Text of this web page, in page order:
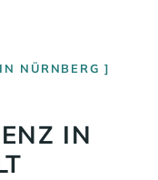
NÜRNBERG
IN